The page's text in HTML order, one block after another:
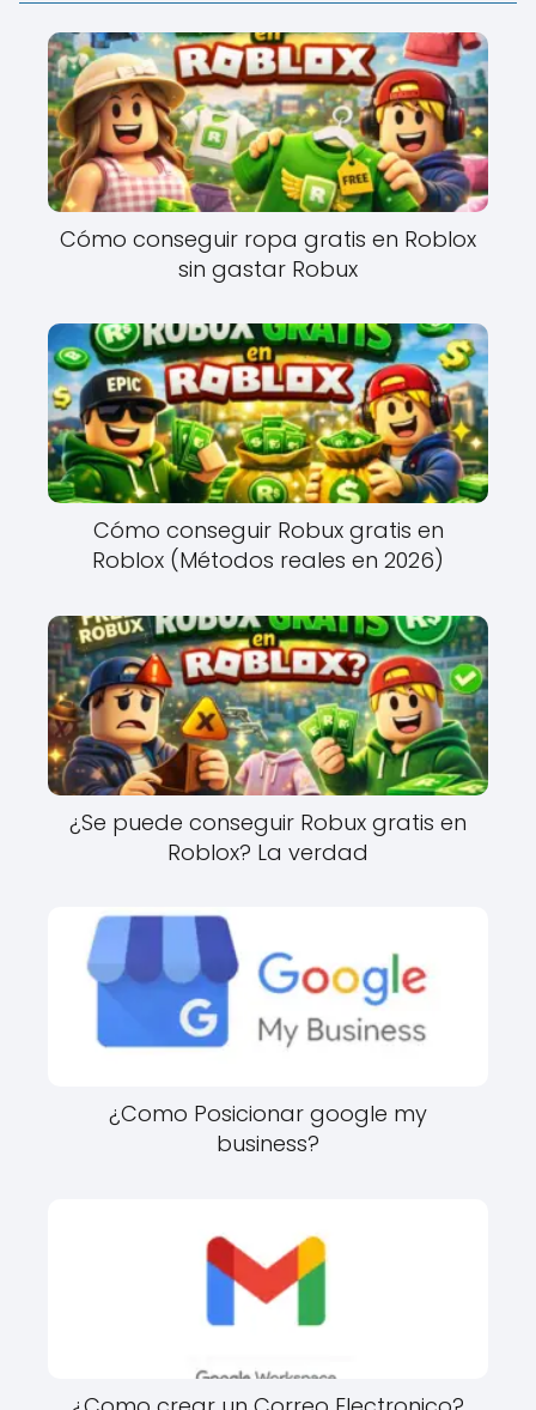
Cómo conseguir ropa gratis en Roblox
sin gastar Robux
Cómo conseguir Robux gratis en
Roblox (Métodos reales en 2026)
¿Se puede conseguir Robux gratis en
Roblox? La verdad
¿Como Posicionar google my
business?